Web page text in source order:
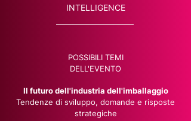
INTELLIGENCE
POSSIBILI TEMI
DELL'EVENTO
Il futuro dell'industria dell'imballaggio
Tendenze di sviluppo, domande e risposte
strategiche